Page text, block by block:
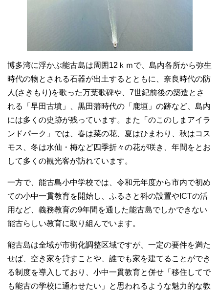
博多湾に浮かぶ能古島は周囲12ｋｍで、島内各所から弥生
時代の物とされる石器が出土するとともに、奈良時代の防
人(さきもり)を歌った万葉歌碑や、7世紀前後の築造とさ
れる「早田古墳」、黒田藩時代の「鹿垣」の跡など、島内
には多くの史跡が残っています。また「のこのしまアイラ
ンドパーク」では、春は菜の花、夏はひまわり、秋はコス
モス、冬は水仙・梅など四季折々の花が咲き、年間をとお
して多くの観光客が訪れています。
一方で、能古島小中学校では、令和元年度から市内で初め
ての小中一貫教育を開始し、ふるさと科の設置やICTの活
用など、義務教育の9年間を通した能古島でしかできない
能古らしい教育に取り組んでいます。
能古島は全域が市街化調整区域ですが、一定の要件を満た
せば、空き家を貸すことや、誰でも家を建てることができ
る制度を導入しており、小中一貫教育と併せ「移住してで
も能古の学校に通わせたい」と思われるような魅力的な教